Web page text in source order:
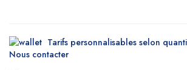
Tarifs personnalisables selon
Nous contacter